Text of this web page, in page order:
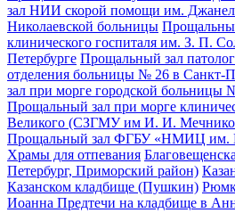
зал НИИ скорой помощи им.
Николаевской больницы
клинического госпиталя им. З. П.
Петербурге Прощальный зал
отделения больницы № 26 в Санкт-
зал при морге городской больницы
Прощальный зал при морге
Великого (СЗГМУ им И. И.
Прощальный зал ФГБУ «НМИЦ им.
Храмы для отпевания
Петербург, Приморский район)
Казанском кладбище (Пушкин)
Иоанна Предтечи на кладбище в